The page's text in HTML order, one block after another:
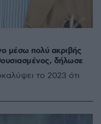
μέσω πολύ ακριβής
δήλωσε
το 2023 ότι